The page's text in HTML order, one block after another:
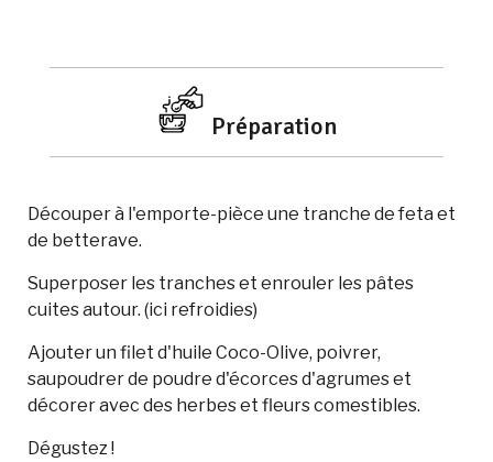
Préparation
Découper à l'emporte-pièce une tranche de feta et
de betterave.
Superposer les tranches et enrouler les pâtes
cuites autour. (ici refroidies)
Ajouter un filet d'huile Coco-Olive, poivrer,
saupoudrer de poudre d'écorces d'agrumes et
décorer avec des herbes et fleurs comestibles.
Dégustez !